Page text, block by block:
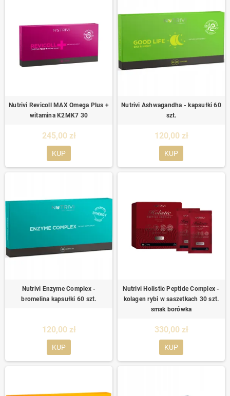
Nutrivi Revicoll MAX Omega Plus +
witamina K2MK7 30
245,00 zł
KUP
Nutrivi Ashwagandha - kapsułki 60
szt.
120,00 zł
KUP
Nutrivi Enzyme Complex -
bromelina kapsułki 60 szt.
120,00 zł
KUP
Nutrivi Holistic Peptide Complex -
kolagen rybi w saszetkach 30 szt.
smak borówka
330,00 zł
KUP